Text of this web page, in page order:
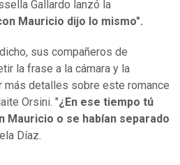
Gallardo lanzó la
Mauricio dijo lo mismo".
sus compañeros de
la frase a la cámara y la
más detalles sobre este romance
Orsini. "¿En ese tiempo tú
Mauricio o se habían separado
Díaz.